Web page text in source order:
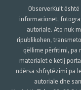
ObserverKult
informacionet,
autoriale. Ato nuk
ripublikohen,
qëllime përfitimi, pa
materialet e këtij
ndërsa shfrytëzimi pa
autoriale dhe